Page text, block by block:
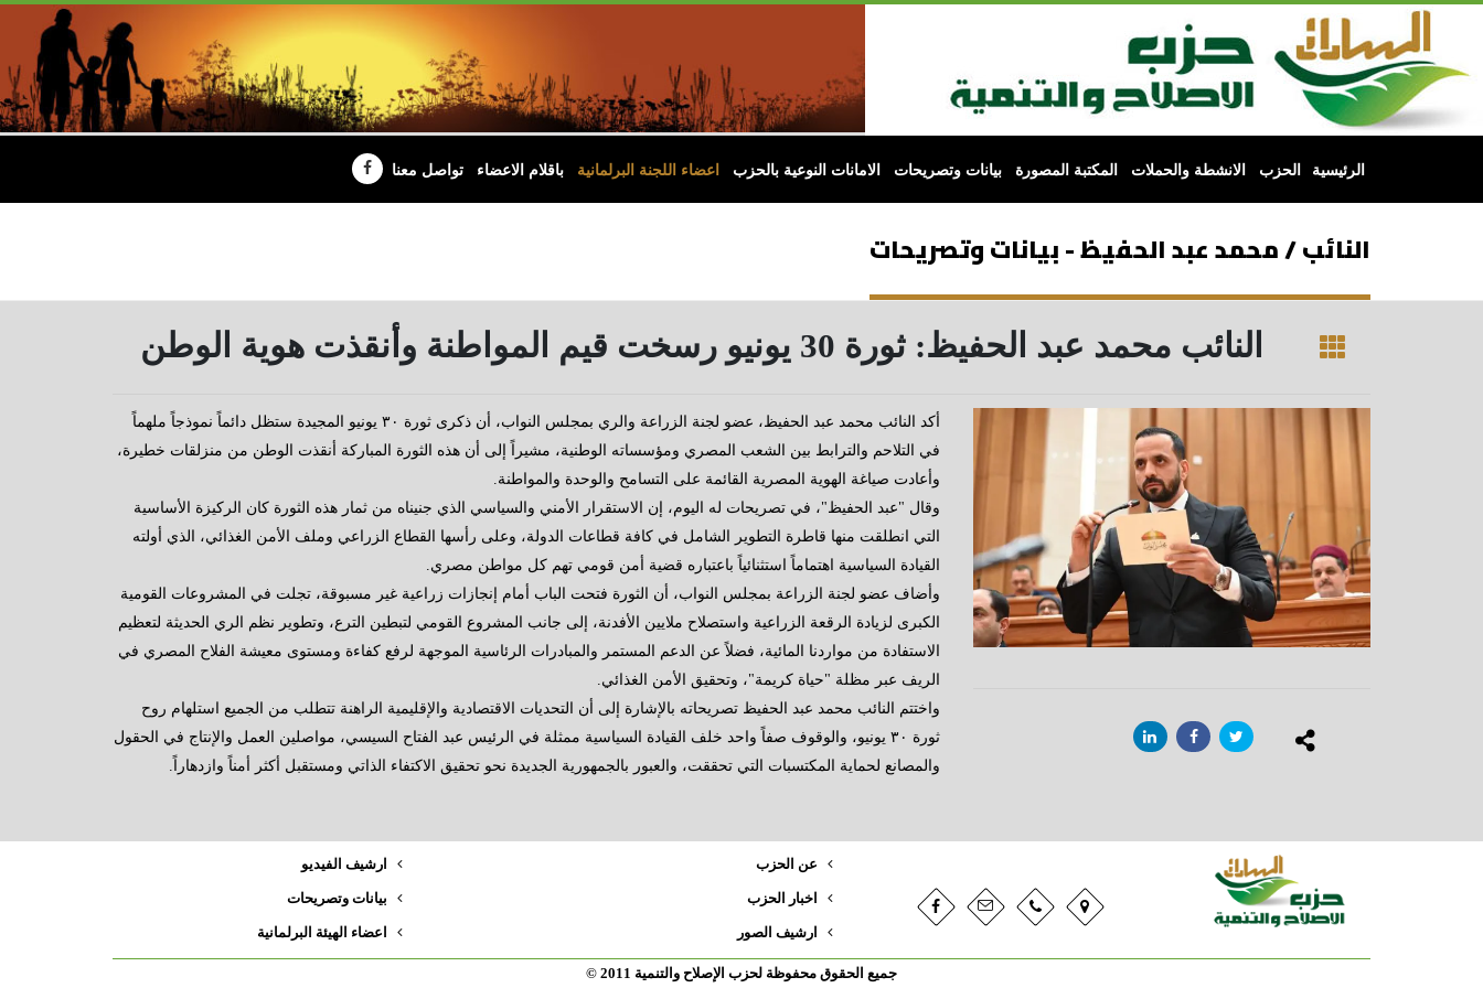
الرئيسية الحزب الانشطة والحملات المكتبة المصورة بيانات وتصريحات الامانات النوعية بالحزب اعضاء اللجنة البرلمانية باقلام الاعضاء تواصل معنا
النائب / محمد عبد الحفيظ - بيانات وتصريحات
النائب محمد عبد الحفيظ: ثورة 30 يونيو رسخت قيم المواطنة وأنقذت هوية الوطن
أكد النائب محمد عبد الحفيظ، عضو لجنة الزراعة والري بمجلس النواب، أن ذكرى ثورة ٣٠ يونيو المجيدة ستظل دائماً نموذجاً ملهماً
في التلاحم والترابط بين الشعب المصري ومؤسساته الوطنية، مشيراً إلى أن هذه الثورة المباركة أنقذت الوطن من منزلقات خطيرة،
وأعادت صياغة الهوية المصرية القائمة على التسامح والوحدة والمواطنة.
وقال "عبد الحفيظ"، في تصريحات له اليوم، إن الاستقرار الأمني والسياسي الذي جنيناه من ثمار هذه الثورة كان الركيزة الأساسية
التي انطلقت منها قاطرة التطوير الشامل في كافة قطاعات الدولة، وعلى رأسها القطاع الزراعي وملف الأمن الغذائي، الذي أولته
القيادة السياسية اهتماماً استثنائياً باعتباره قضية أمن قومي تهم كل مواطن مصري.
وأضاف عضو لجنة الزراعة بمجلس النواب، أن الثورة فتحت الباب أمام إنجازات زراعية غير مسبوقة، تجلت في المشروعات القومية
الكبرى لزيادة الرقعة الزراعية واستصلاح ملايين الأفدنة، إلى جانب المشروع القومي لتبطين الترع، وتطوير نظم الري الحديثة لتعظيم
الاستفادة من مواردنا المائية، فضلاً عن الدعم المستمر والمبادرات الرئاسية الموجهة لرفع كفاءة ومستوى معيشة الفلاح المصري في
الريف عبر مظلة "حياة كريمة"، وتحقيق الأمن الغذائي.
واختتم النائب محمد عبد الحفيظ تصريحاته بالإشارة إلى أن التحديات الاقتصادية والإقليمية الراهنة تتطلب من الجميع استلهام روح
ثورة ٣٠ يونيو، والوقوف صفاً واحد خلف القيادة السياسية ممثلة في الرئيس عبد الفتاح السيسي، مواصلين العمل والإنتاج في الحقول
والمصانع لحماية المكتسبات التي تحققت، والعبور بالجمهورية الجديدة نحو تحقيق الاكتفاء الذاتي ومستقبل أكثر أمناً وازدهاراً.
عن الحزب
اخبار الحزب
ارشيف الصور
ارشيف الفيديو
بيانات وتصريحات
اعضاء الهيئة البرلمانية
جميع الحقوق محفوظة لحزب الإصلاح والتنمية 2011 ©